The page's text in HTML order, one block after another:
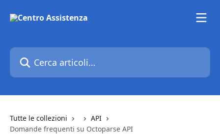
Cerca articoli…
Tutte le collezioni
API
Domande frequenti su Octoparse API